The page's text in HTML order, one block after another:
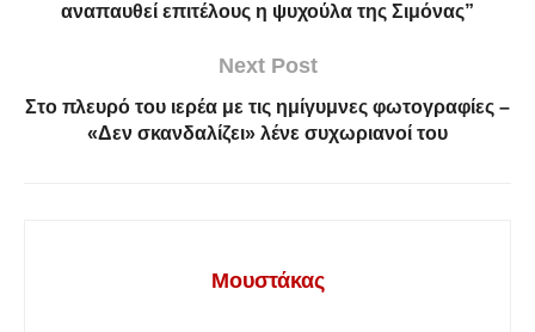
αναπαυθεί επιτέλους η ψυχούλα της Σιμόνας”
Next Post
Στο πλευρό του ιερέα με τις ημίγυμνες φωτογραφίες –
«Δεν σκανδαλίζει» λένε συχωριανοί του
Μουστάκας